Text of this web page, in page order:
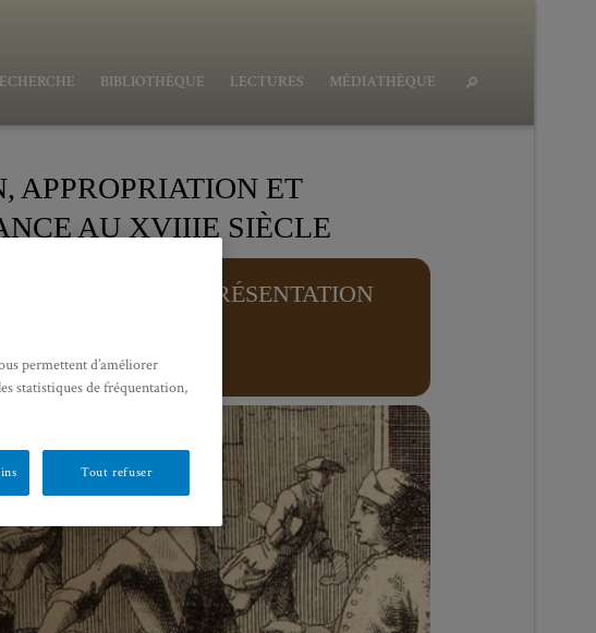
BIBLIOTHÈQUE LECTURES MÉDIATHÈQUE
APPROPRIATION ET
AU XVIIIE SIÈCLE
ET REPRÉSENTATION
permettent d’améliorer
statistiques de fréquentation,
Tout refuser